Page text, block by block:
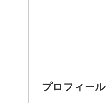
プロフィール